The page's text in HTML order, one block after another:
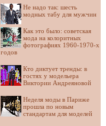
Не надо так: шесть
модных табу для мужчин
Как это было: советская
мода на колоритных
фотографиях 1960-1970-х
годов
Кто диктует тренды: в
гостях у модельера
Виктории Андреяновой
Неделя моды в Париже
прошла по новым
стандартам для моделей